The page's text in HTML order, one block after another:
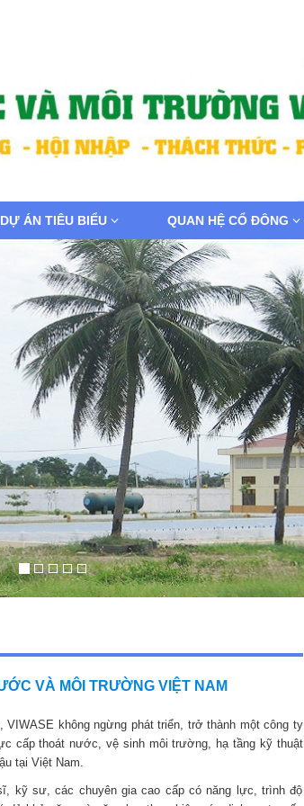
DỰ ÁN TIÊU BIỂU QUAN HỆ CỔ ĐÔNG
VÀ MÔI TRƯỜNG VIỆT NAM
không ngừng phát triển, trở thành một công ty
cấp thoát nước, vệ sinh môi trường, hạ tầng kỹ thuật
tại Việt Nam.
kỹ sư, các chuyên gia cao cấp có năng lực, trình độ